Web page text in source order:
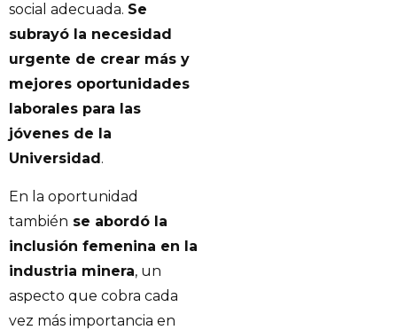
social adecuada. Se
subrayó la necesidad
urgente de crear más y
mejores oportunidades
laborales para las
jóvenes de la
Universidad .
En la oportunidad
también se abordó la
inclusión femenina en la
industria minera, un
aspecto que cobra cada
vez más importancia en